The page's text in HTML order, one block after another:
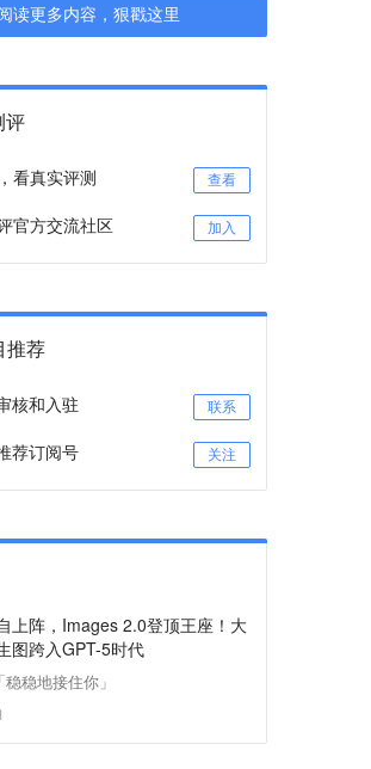
读更多内容，狠戳这里
评
看真实评测 查看
官方交流社区 加入
推荐
核和入驻 联系
荐订阅号 关注
上阵，Images 2.0登顶王座！大
图跨入GPT-5时代
稳地接住你」